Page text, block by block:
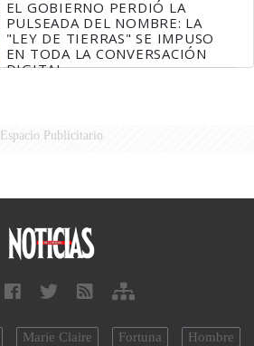
EL GOBIERNO PERDIÓ LA
PULSEADA DEL NOMBRE: LA
"LEY DE TIERRAS" SE IMPUSO
EN TODA LA CONVERSACIÓN
DIGITAL
Espacio Publicitario
Marie Claire Fortuna Hombre